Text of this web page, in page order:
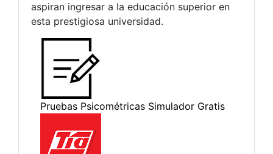
aspiran ingresar a la educación superior en
esta prestigiosa universidad.